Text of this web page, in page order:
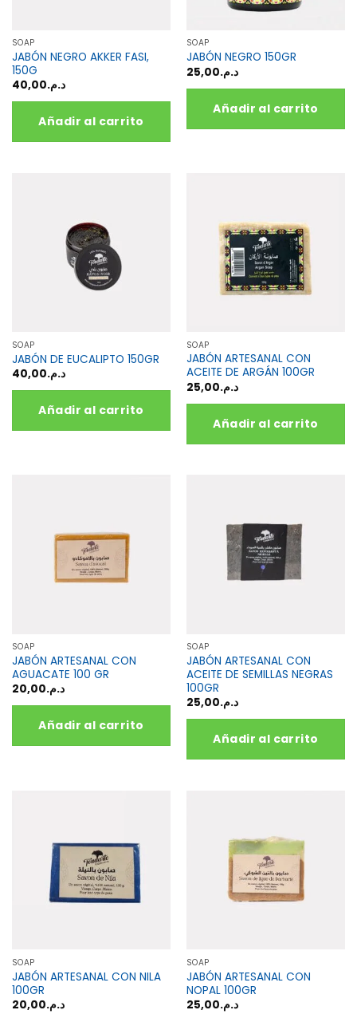
SOAP
JABÓN NEGRO AKKER FASI,
150G
د.م.40,00
Añadir al carrito
SOAP
JABÓN NEGRO 150GR
د.م.25,00
Añadir al carrito
SOAP
JABÓN DE EUCALIPTO 150GR
د.م.40,00
Añadir al carrito
SOAP
JABÓN ARTESANAL CON
ACEITE DE ARGÁN 100GR
د.م.25,00
Añadir al carrito
SOAP
JABÓN ARTESANAL CON
AGUACATE 100 GR
د.م.20,00
Añadir al carrito
SOAP
JABÓN ARTESANAL CON
ACEITE DE SEMILLAS NEGRAS
100GR
د.م.25,00
Añadir al carrito
SOAP
JABÓN ARTESANAL CON NILA
100GR
د.م.20,00
SOAP
JABÓN ARTESANAL CON
NOPAL 100GR
د.م.25,00